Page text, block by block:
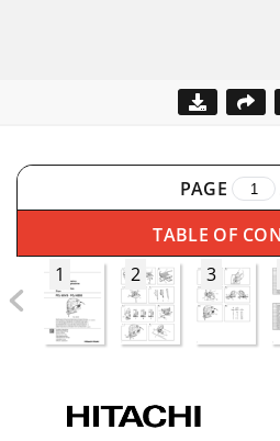
PAGE
TABLE OF
1
2 3